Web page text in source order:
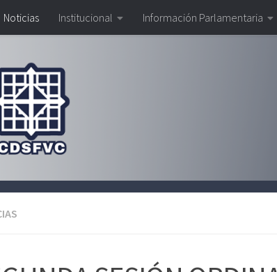
Noticias Institucional Información Parlamentaria